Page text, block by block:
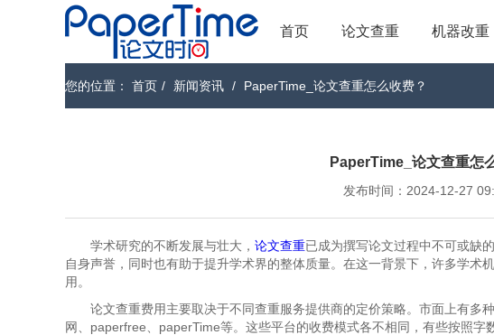
首页 论文查重 机器改重
您的位置： 首页 / 新闻资讯 / PaperTime_论文查重怎么收费？
PaperTime_论文查重怎
发布时间：2024-12-27
学术研究的不断发展与壮大， 论文查重已成为撰写论文过程中不可或缺
自身声誉，同时也有助于提升学术界的整体质量。在这一背景下，许多学术
用。
论文查重费用主要取决于不同查重服务提供商的定价策略。市面上有多
网、paperfree、paperTime等。这些平台的收费模式各不相同，有些按照